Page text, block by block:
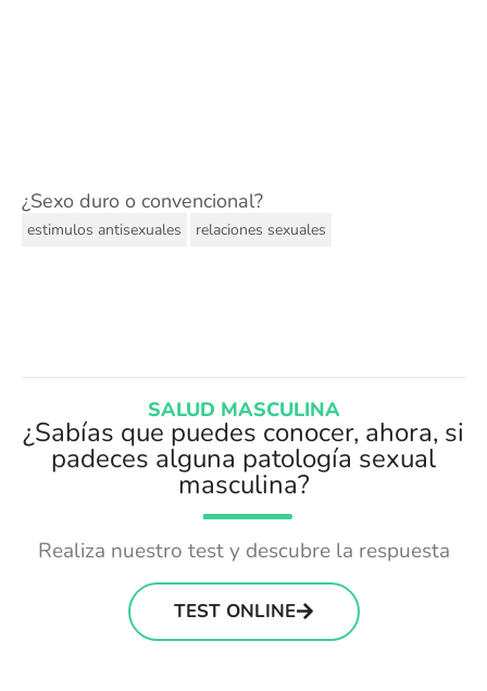
¿Sexo duro o convencional?
estimulos antisexuales relaciones sexuales
SALUD MASCULINA
¿Sabías que puedes conocer, ahora, si
padeces alguna patología sexual
masculina?
Realiza nuestro test y descubre la respuesta
TEST ONLINE